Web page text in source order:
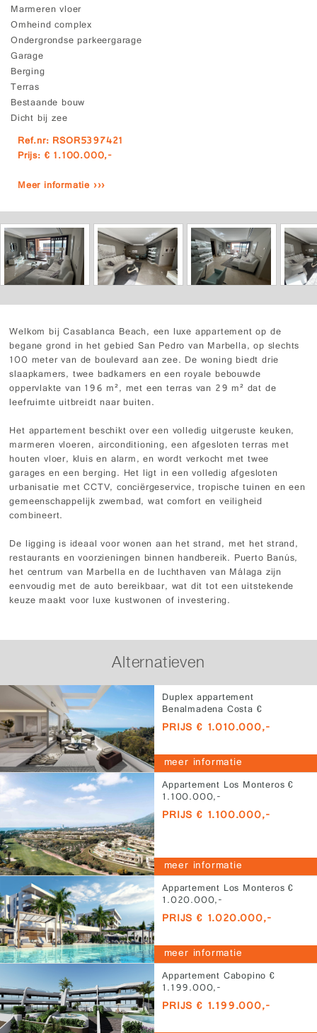
Marmeren vloer
Omheind complex
Ondergrondse parkeergarage
Garage
Berging
Terras
Bestaande bouw
Dicht bij zee
Ref.nr: RSOR5397421
Prijs: € 1.100.000,-
Meer informatie ›››
Welkom bij Casablanca Beach, een luxe appartement op de
begane grond in het gebied San Pedro van Marbella, op slechts
100 meter van de boulevard aan zee. De woning biedt drie
slaapkamers, twee badkamers en een royale bebouwde
oppervlakte van 196 m², met een terras van 29 m² dat de
leefruimte uitbreidt naar buiten.
Het appartement beschikt over een volledig uitgeruste keuken,
marmeren vloeren, airconditioning, een afgesloten terras met
houten vloer, kluis en alarm, en wordt verkocht met twee
garages en een berging. Het ligt in een volledig afgesloten
urbanisatie met CCTV, conciërgeservice, tropische tuinen en een
gemeenschappelijk zwembad, wat comfort en veiligheid
combineert.
De ligging is ideaal voor wonen aan het strand, met het strand,
restaurants en voorzieningen binnen handbereik. Puerto Banús,
het centrum van Marbella en de luchthaven van Málaga zijn
eenvoudig met de auto bereikbaar, wat dit tot een uitstekende
keuze maakt voor luxe kustwonen of investering.
Alternatieven
Duplex appartement
Benalmadena Costa €
1.010.000,-
PRIJS € 1.010.000,-
meer informatie
Appartement Los Monteros €
1.100.000,-
PRIJS € 1.100.000,-
meer informatie
Appartement Los Monteros €
1.020.000,-
PRIJS € 1.020.000,-
meer informatie
Appartement Cabopino €
1.199.000,-
PRIJS € 1.199.000,-